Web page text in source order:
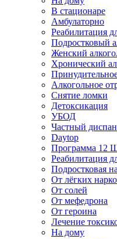
В стационаре
Амбулаторно
Реабилитация
Подростковый
Женский
Хронический
Алкогольное
Снятие ломки
Детоксикация
УБОД
Частный
Daytop
Программа 12
Реабилитация
Подростковая
От лёгких
От солей
От мефедрона
От героина
Лечение
На дому